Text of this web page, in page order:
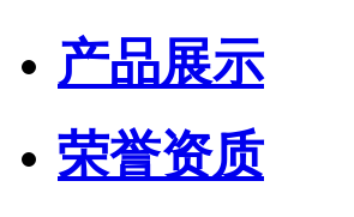
产品展示
荣誉资质